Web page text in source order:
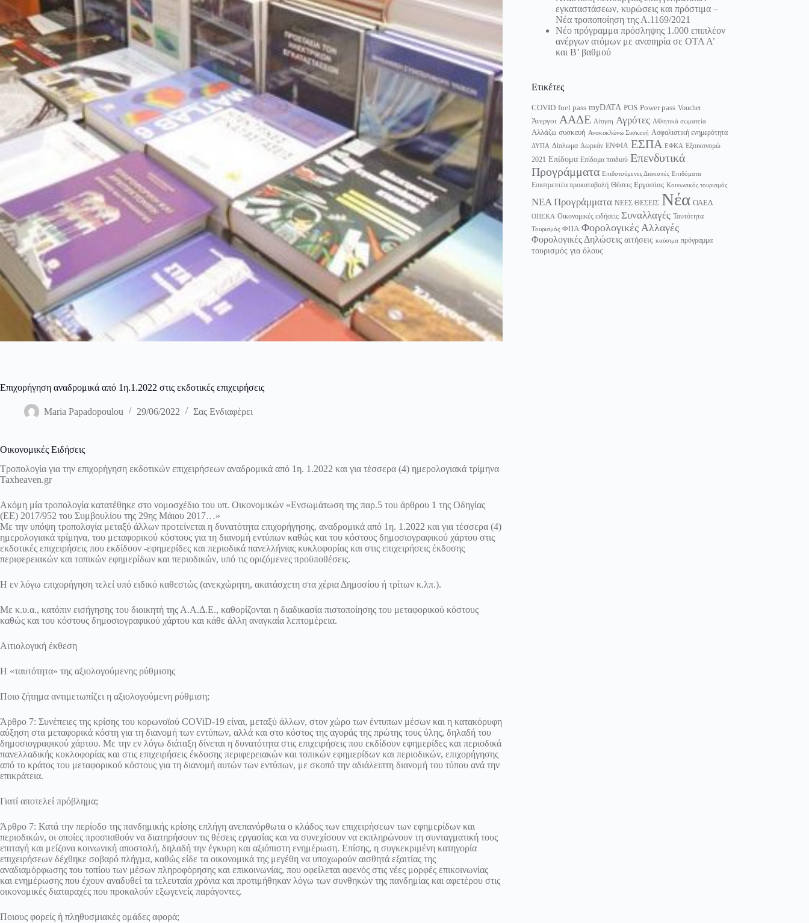
Επιχορήγηση αναδρομικά από 1η.1.2022 στις εκδοτικές επιχειρήσεις
Maria Papadopoulou 29/06/2022 Σας Ενδιαφέρει
Οικονομικές Ειδήσεις
Τροπολογία για την επιχορήγηση εκδοτικών επιχειρήσεων αναδρομικά από 1η. 1.2022 και για τέσσερα (4) ημερολογιακά τρίμηνα
Taxheaven.gr
Ακόμη μία τροπολογία κατατέθηκε στο νομοσχέδιο του υπ. Οικονομικών «Ενσωμάτωση της παρ.5 του άρθρου 1 της Οδηγίας
(ΕΕ) 2017/952 του Συμβουλίου της 29ης Μάιου 2017…»
Με την υπόψη τροπολογία μεταξύ άλλων προτείνεται η δυνατότητα επιχορήγησης, αναδρομικά από 1η. 1.2022 και για τέσσερα (4)
ημερολογιακά τρίμηνα, του μεταφορικού κόστους για τη διανομή εντύπων καθώς και του κόστους δημοσιογραφικού χάρτου στις
εκδοτικές επιχειρήσεις που εκδίδουν -εφημερίδες και περιοδικά πανελλήνιας κυκλοφορίας και στις επιχειρήσεις έκδοσης
περιφερειακών και τοπικών εφημερίδων και περιοδικών, υπό τις οριζόμενες προϋποθέσεις.
Η εν λόγω επιχορήγηση τελεί υπό ειδικό καθεστώς (ανεκχώρητη, ακατάσχετη στα χέρια Δημοσίου ή τρίτων κ.λπ.).
Με κ.υ.α., κατόπιν εισήγησης του διοικητή της Α.Α.Δ.Ε., καθορίζονται η διαδικασία πιστοποίησης του μεταφορικού κόστους
καθώς και του κόστους δημοσιογραφικού χάρτου και κάθε άλλη αναγκαία λεπτομέρεια.
Αιτιολογική έκθεση
Η «ταυτότητα» της αξιολογούμενης ρύθμισης
Ποιο ζήτημα αντιμετωπίζει η αξιολογούμενη ρύθμιση;
Άρθρο 7: Συνέπειες της κρίσης του κορωνοϊού COViD-19 είναι, μεταξύ άλλων, στον χώρο των έντυπων μέσων και η κατακόρυφη
αύξηση στα μεταφορικά κόστη για τη διανομή των εντύπων, αλλά και στο κόστος της αγοράς της πρώτης τους ύλης, δηλαδή του
δημοσιογραφικού χάρτου. Με την εν λόγω διάταξη δίνεται η δυνατότητα στις επιχειρήσεις που εκδίδουν εφημερίδες και περιοδικά
πανελλαδικής κυκλοφορίας και στις επιχειρήσεις έκδοσης περιφερειακών και τοπικών εφημερίδων και περιοδικών, επιχορήγησης
από το κράτος του μεταφορικού κόστους για τη διανομή αυτών των εντύπων, με σκοπό την αδιάλειπτη διανομή του τύπου ανά την
επικράτεια.
Γιατί αποτελεί πρόβλημα;
Άρθρο 7: Κατά την περίοδο της πανδημικής κρίσης επλήγη ανεπανόρθωτα ο κλάδος των επιχειρήσεων των εφημερίδων και
περιοδικών, οι οποίες προσπαθούν να διατηρήσουν τις θέσεις εργασίας και να συνεχίσουν να εκπληρώνουν τη συνταγματική τους
επιταγή και μείζονα κοινωνική αποστολή, δηλαδή την έγκυρη και αξιόπιστη ενημέρωση. Επίσης, η συγκεκριμένη κατηγορία
επιχειρήσεων δέχθηκε σοβαρό πλήγμα, καθώς είδε τα οικονομικά της μεγέθη να υποχωρούν αισθητά εξαιτίας της
αναδιαμόρφωσης του τοπίου των μέσων πληροφόρησης και επικοινωνίας, που οφείλεται αφενός στις νέες μορφές επικοινωνίας
και ενημέρωσης που έχουν αναδυθεί τα τελευταία χρόνια και προτιμήθηκαν λόγω των συνθηκών της πανδημίας και αφετέρου στις
οικονομικές διαταραχές που προκαλούν εξωγενείς παράγοντες.
Ποιους φορείς ή πληθυσμιακές ομάδες αφορά;
εγκαταστάσεων, κυρώσεις και πρόστιμα –
Νέα τροποποίηση της Α.1169/2021
Νέο πρόγραμμα πρόσληψης 1.000 επιπλέον
ανέργων ατόμων με αναπηρία σε ΟΤΑ Α’
και Β’ βαθμού
Ετικέτες
COVID fuel pass myDATA POS Power pass Voucher
Άνεργοι ΑΑΔΕ Αίτηση Αγρότες Αθλητικά σωματεία
Αλλάζω συσκευή Ανακυκλώνω Συσκευή Ασφαλιστική ενημερότητα
ΔΥΠΑ Δίπλωμα Δωρεάν ΕΝΦΙΑ ΕΣΠΑ ΕΦΚΑ Εξοικονομώ
2021 Επίδομα Επίδομα παιδιού Επενδυτικά
Προγράμματα Επιδοτούμενες Διακοπές Επιδόματα
Επιστρεπτέα προκαταβολή Θέσεις Εργασίας Κοινωνικός τουρισμός
ΝΕΑ Προγράμματα ΝΕΕΣ ΘΕΣΕΙΣ Νέα ΟΑΕΔ
ΟΠΕΚΑ Οικονομικές ειδήσεις Συναλλαγές Ταυτότητα
Τουρισμός ΦΠΑ Φορολογικές Αλλαγές
Φορολογικές Δηλώσεις αιτήσεις καύσιμα πρόγραμμα
τουρισμός για όλους